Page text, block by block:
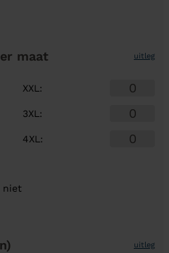
maat uitleg
XXL :
3XL :
4XL :
niet
uitleg